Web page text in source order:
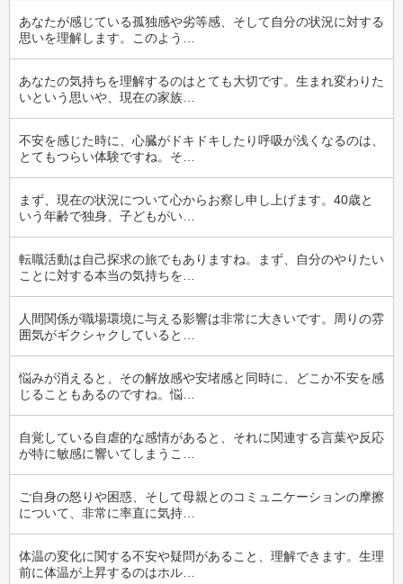
あなたが感じている孤独感や劣等感、そして自分の状況に対する
思いを理解します。このよう…
あなたの気持ちを理解するのはとても大切です。生まれ変わりた
いという思いや、現在の家族…
不安を感じた時に、心臓がドキドキしたり呼吸が浅くなるのは、
とてもつらい体験ですね。そ…
まず、現在の状況について心からお察し申し上げます。40歳と
いう年齢で独身、子どもがい…
転職活動は自己探求の旅でもありますね。まず、自分のやりたい
ことに対する本当の気持ちを…
人間関係が職場環境に与える影響は非常に大きいです。周りの雰
囲気がギクシャクしていると…
悩みが消えると、その解放感や安堵感と同時に、どこか不安を感
じることもあるのですね。悩…
自覚している自虐的な感情があると、それに関連する言葉や反応
が特に敏感に響いてしまうこ…
ご自身の怒りや困惑、そして母親とのコミュニケーションの摩擦
について、非常に率直に気持…
体温の変化に関する不安や疑問があること、理解できます。生理
前に体温が上昇するのはホル…